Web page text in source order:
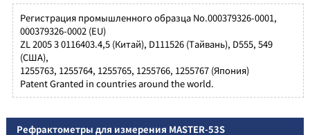
Регистрация промышленного образца No.000379326-0001,
000379326-0002 (EU)
ZL 2005 3 0116403.4,5 (Китай), D111526 (Tайвань), D555, 549
(США),
1255763, 1255764, 1255765, 1255766, 1255767 (Япония)
Patent Granted in countries around the world.
Рефрактометры для измерения MASTER-53S